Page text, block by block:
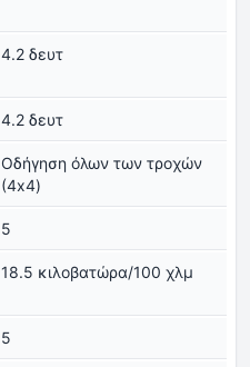
4.2 δευτ
4.2 δευτ
Οδήγηση όλων των τροχών
(4x4)
5
18.5 κιλοβατώρα/100 χλμ
5